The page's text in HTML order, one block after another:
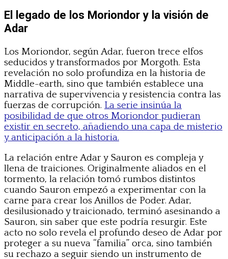
El legado de los Moriondor y la visión de
Adar
Los Moriondor, según Adar, fueron trece elfos
seducidos y transformados por Morgoth. Esta
revelación no solo profundiza en la historia de
Middle-earth, sino que también establece una
narrativa de supervivencia y resistencia contra las
fuerzas de corrupción. La serie insinúa la
posibilidad de que otros Moriondor pudieran
existir en secreto, añadiendo una capa de misterio
y anticipación a la historia.
La relación entre Adar y Sauron es compleja y
llena de traiciones. Originalmente aliados en el
tormento, la relación tomó rumbos distintos
cuando Sauron empezó a experimentar con la
carne para crear los Anillos de Poder. Adar,
desilusionado y traicionado, terminó asesinando a
Sauron, sin saber que este podría resurgir. Este
acto no solo revela el profundo deseo de Adar por
proteger a su nueva “familia” orca, sino también
su rechazo a seguir siendo un instrumento de